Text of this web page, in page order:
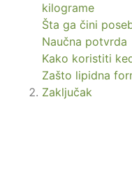
kilograme
Šta ga čini
Naučna potvrda
Kako koristiti
Zašto lipidna
Zaključak